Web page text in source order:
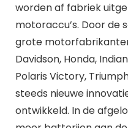
worden af fabriek
motoraccu’s. Door de
grote
Davidson, Honda,
Polaris Victory,
steeds nieuwe
ontwikkeld. In de